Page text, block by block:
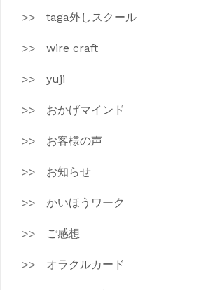
taga外しスクール
wire craft
yuji
おかげマインド
お客様の声
お知らせ
かいほうワーク
ご感想
オラクルカード